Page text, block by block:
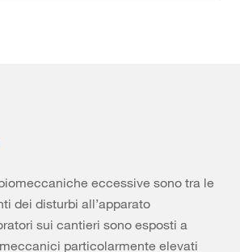
eccessive sono tra le
dei disturbi all’apparato
sui cantieri sono esposti a
particolarmente elevati